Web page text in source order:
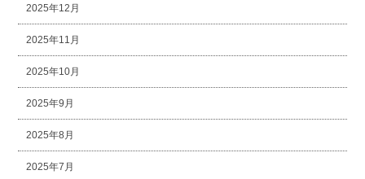
2025年12月
2025年11月
2025年10月
2025年9月
2025年8月
2025年7月